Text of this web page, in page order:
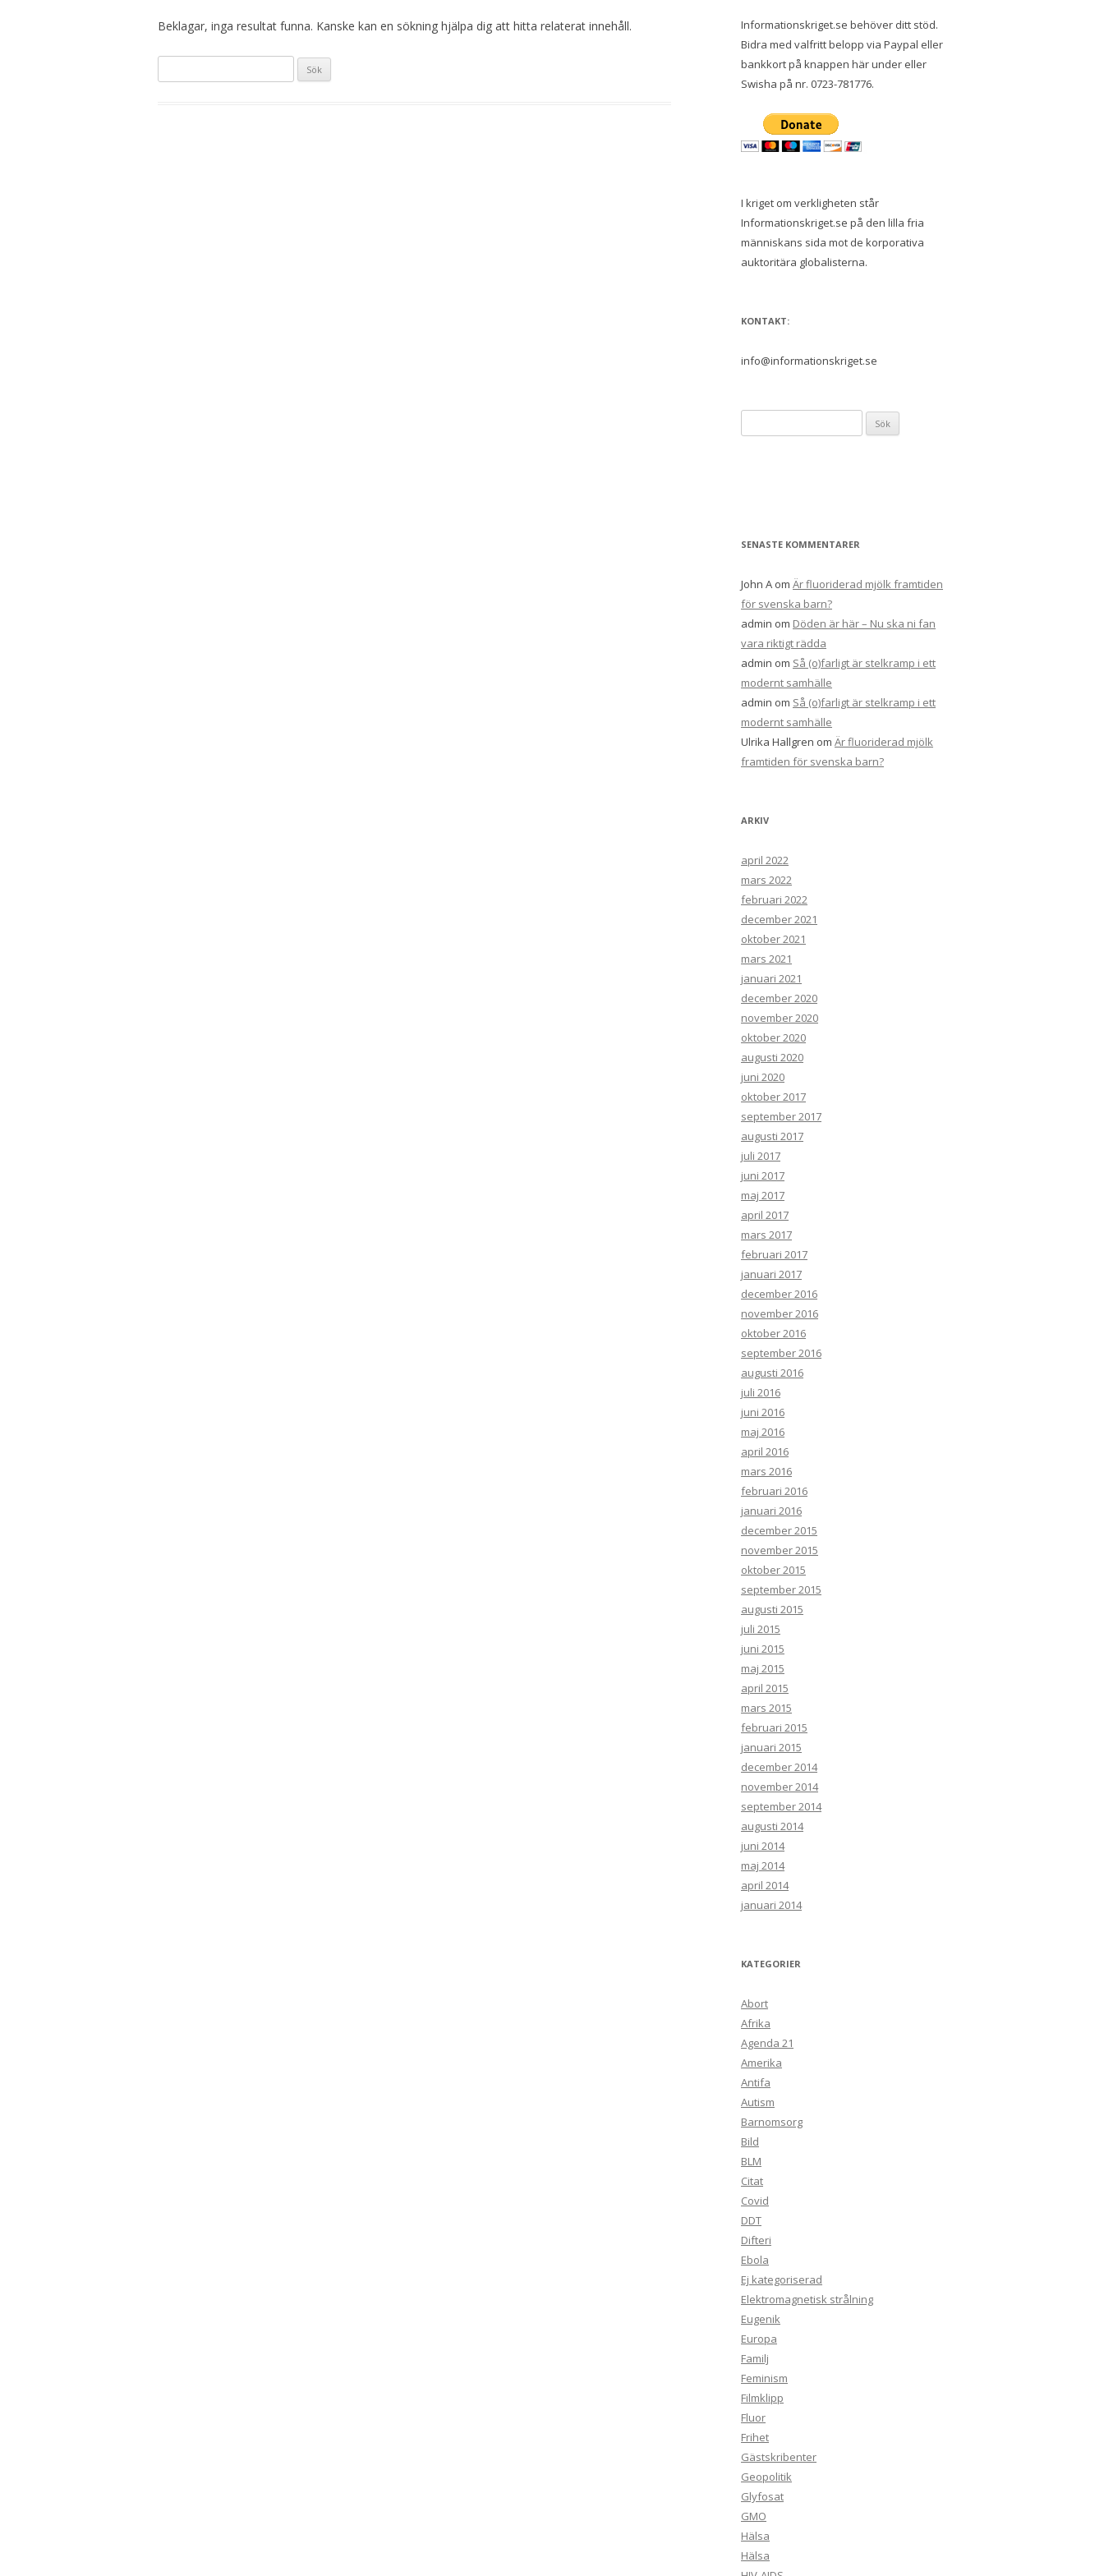
Beklagar, inga resultat funna. Kanske kan en sökning hjälpa dig att hitta relaterat innehåll.
ö
Informationskriget.se behöver ditt stöd.
Bidra med valfritt belopp via Paypal eller
bankkort på knappen här under eller
Swisha på nr. 0723-781776.
I kriget om verkligheten står
Informationskriget.se på den lilla fria
människans sida mot de korporativa
auktoritära globalisterna.
KONTAKT:
info@informationskriget.se
ö
e
:
SENASTE KOMMENTARER
John A om Är fluoriderad mjölk framtiden
för svenska barn?
admin om Döden är här – Nu ska ni fan
vara riktigt rädda
admin om Så (o)farligt är stelkramp i ett
modernt samhälle
admin om Så (o)farligt är stelkramp i ett
modernt samhälle
Ulrika Hallgren om Är fluoriderad mjölk
framtiden för svenska barn?
ARKIV
april 2022
mars 2022
februari 2022
december 2021
oktober 2021
mars 2021
januari 2021
december 2020
november 2020
oktober 2020
augusti 2020
juni 2020
oktober 2017
september 2017
augusti 2017
juli 2017
juni 2017
maj 2017
april 2017
mars 2017
februari 2017
januari 2017
december 2016
november 2016
oktober 2016
september 2016
augusti 2016
juli 2016
juni 2016
maj 2016
april 2016
mars 2016
februari 2016
januari 2016
december 2015
november 2015
oktober 2015
september 2015
augusti 2015
juli 2015
juni 2015
maj 2015
april 2015
mars 2015
februari 2015
januari 2015
december 2014
november 2014
september 2014
augusti 2014
juni 2014
maj 2014
april 2014
januari 2014
KATEGORIER
Abort
Afrika
Agenda 21
Amerika
Antifa
Autism
Barnomsorg
Bild
BLM
Citat
Covid
DDT
Difteri
Ebola
Ej kategoriserad
Elektromagnetisk strålning
Eugenik
Europa
Familj
Feminism
Filmklipp
Fluor
Frihet
Gästskribenter
Geopolitik
Glyfosat
GMO
Hälsa
Hälsa